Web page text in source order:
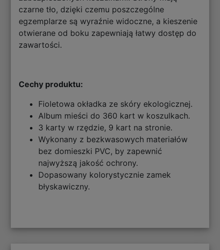
czarne tło, dzięki czemu poszczególne
egzemplarze są wyraźnie widoczne, a kieszenie
otwierane od boku zapewniają łatwy dostęp do
zawartości.
Cechy produktu:
Fioletowa okładka ze skóry ekologicznej.
Album mieści do 360 kart w koszulkach.
3 karty w rzędzie, 9 kart na stronie.
Wykonany z bezkwasowych materiałów
bez domieszki PVC, by zapewnić
najwyższą jakość ochrony.
Dopasowany kolorystycznie zamek
błyskawiczny.